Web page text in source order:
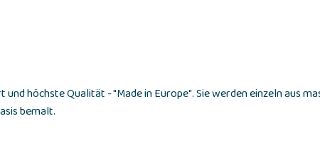
höchste Qualität - "Made in Europe". Sie werden einzeln aus
bemalt.